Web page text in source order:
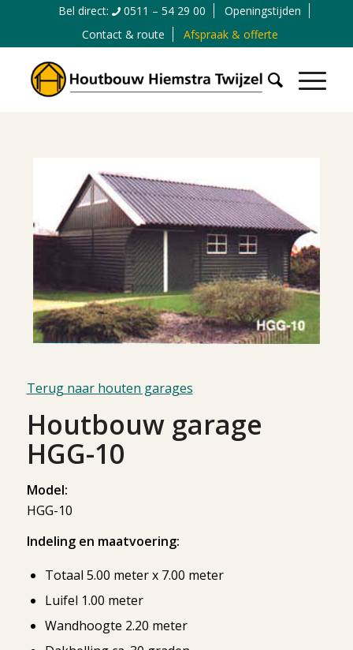
Bel direct: 0511 – 54 29 00
Openingstijden
Contact & route
Afspraak & offerte
Terug naar houten garages
Houtbouw garage
HGG-10
Model:
HGG-10
Indeling en maatvoering:
Totaal 5.00 meter x 7.00 meter
Luifel 1.00 meter
Wandhoogte 2.20 meter